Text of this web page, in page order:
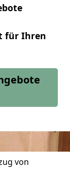
für Ihren
von